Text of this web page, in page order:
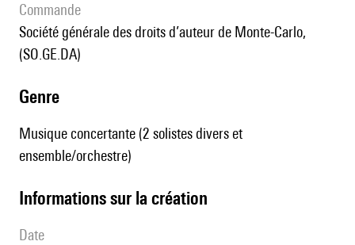
Commande
Société générale des droits d’auteur de Monte-Carlo,
(SO.GE.DA)
genre
Musique concertante (2 solistes divers et
ensemble/orchestre)
informations sur la création
date